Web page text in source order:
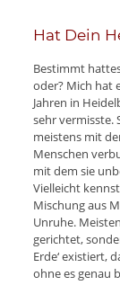
Hat Dein
Bestimmt
oder? Mich hat
Jahren in
sehr vermisste.
meistens mit
Menschen
mit dem sie
Vielleicht
Mischung aus
Unruhe.
gerichtet,
Erde‘ existiert,
ohne es genau